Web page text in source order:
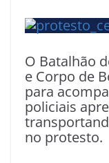
O Batalhão
e Corpo de
para
policiais
no protesto.